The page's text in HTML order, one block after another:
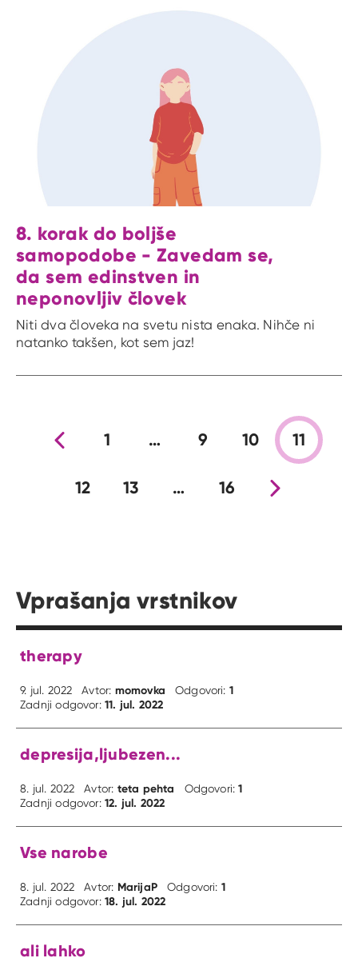
8. korak do boljše
samopodobe - Zavedam se,
da sem edinstven in
neponovljiv človek
Niti dva človeka na svetu nista enaka. Nihče ni
natanko takšen, kot sem jaz!
Prejšnja stran
1 … 9 10 11
12 13 … 16Nova stran
Vprašanja vrstnikov
therapy
9. jul. 2022 Avtor: momovka Odgovori: 1
Zadnji odgovor:11. jul. 2022
depresija,ljubezen...
8. jul. 2022 Avtor: teta pehta Odgovori:1
Zadnji odgovor:12. jul. 2022
Vse narobe
8. jul. 2022 Avtor: MarijaP Odgovori: 1
Zadnji odgovor:18. jul. 2022
ali lahko